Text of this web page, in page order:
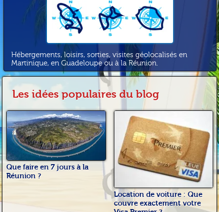
Hébergements, loisirs, sorties, visites géolocalisés en
Martinique, en Guadeloupe ou à la Réunion.
Les idées populaires du blog
Que faire en 7 jours à la
Réunion ?
Location de voiture : Que
couvre exactement votre